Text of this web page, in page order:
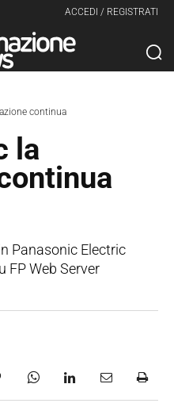
ACCEDI / REGISTRATI
continua
la
Panasonic Electric
FP Web Server